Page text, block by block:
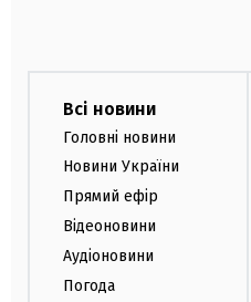
Всі новини
Головні новини
Новини України
Прямий ефір
Відеоновини
Аудіоновини
Погода